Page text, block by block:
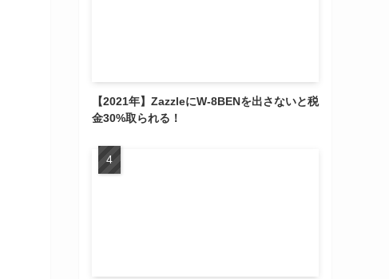
【2021年】ZazzleにW-8BENを出さないと税
金30%取られる！